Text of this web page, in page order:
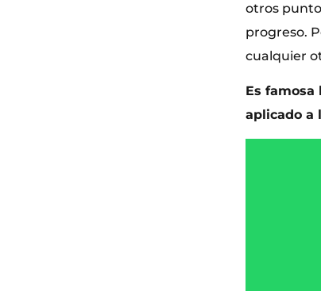
otros
progreso.
cualquier
Es famosa
aplicado a